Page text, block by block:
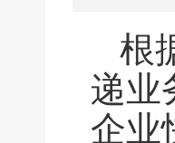
根
递业
企业